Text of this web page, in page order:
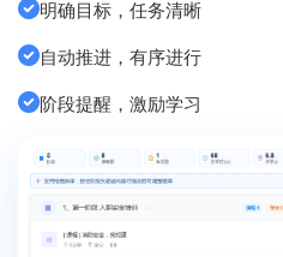
明确目标，任务清晰
自动推进，有序进行
阶段提醒，激励学习